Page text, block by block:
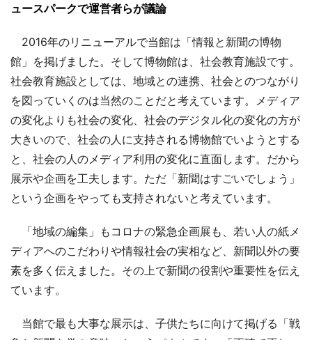
ュースパークで運営者らが議論
2016年のリニューアルで当館は「情報と新聞の博物
館」を掲げました。そして博物館は、社会教育施設です。
社会教育施設としては、地域との連携、社会とのつながり
を図っていくのは当然のことだと考えています。メディア
の変化よりも社会の変化、社会のデジタル化の変化の方が
大きいので、社会の人に支持される博物館でいようとする
と、社会の人のメディア利用の変化に直面します。だから
展示や企画を工夫します。ただ「新聞はすごいでしょう」
という企画をやっても支持されないと考えています。
「地域の編集」もコロナの緊急企画展も、若い人の紙メ
ディアへのこだわりや情報社会の実相など、新聞以外の要
素を多く伝えました。その上で新聞の役割や重要性を伝え
ています。
当館で最も大事な展示は、子供たちに向けて掲げる「戦